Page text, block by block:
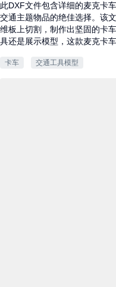
此DXF文件包含详细的麦克卡
交通主题物品的绝佳选择。该
维板上切割，制作出坚固的卡
具还是展示模型，这款麦克卡
卡车 交通工具模型